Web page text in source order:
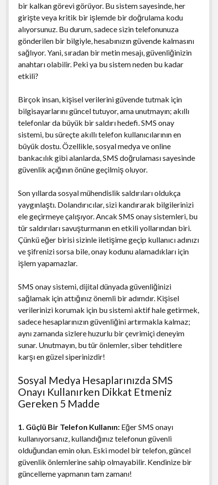
bir kalkan görevi görüyor. Bu sistem sayesinde, her
girişte veya kritik bir işlemde bir doğrulama kodu
alıyorsunuz. Bu durum, sadece sizin telefonunuza
gönderilen bir bilgiyle, hesabınızın güvende kalmasını
sağlıyor. Yani, sıradan bir metin mesajı, güvenliğinizin
anahtarı olabilir. Peki ya bu sistem neden bu kadar
etkili?
Birçok insan, kişisel verilerini güvende tutmak için
bilgisayarlarını güncel tutuyor, ama unutmayın; akıllı
telefonlar da büyük bir saldırı hedefi. SMS onay
sistemi, bu süreçte akıllı telefon kullanıcılarının en
büyük dostu. Özellikle, sosyal medya ve online
bankacılık gibi alanlarda, SMS doğrulaması sayesinde
güvenlik açığının önüne geçilmiş oluyor.
Son yıllarda sosyal mühendislik saldırıları oldukça
yaygınlaştı. Dolandırıcılar, sizi kandırarak bilgilerinizi
ele geçirmeye çalışıyor. Ancak SMS onay sistemleri, bu
tür saldırıları savuşturmanın en etkili yollarından biri.
Çünkü eğer birisi sizinle iletişime geçip kullanıcı adınızı
ve şifrenizi sorsa bile, onay kodunu alamadıkları için
işlem yapamazlar.
SMS onay sistemi, dijital dünyada güvenliğinizi
sağlamak için attığınız önemli bir adımdır. Kişisel
verilerinizi korumak için bu sistemi aktif hale getirmek,
sadece hesaplarınızın güvenliğini artırmakla kalmaz;
aynı zamanda sizlere huzurlu bir çevrimiçi deneyim
sunar. Unutmayın, bu tür önlemler, siber tehditlere
karşı en güzel siperinizdir!
Sosyal Medya Hesaplarınızda SMS
Onayı Kullanırken Dikkat Etmeniz
Gereken 5 Madde
1. Güçlü Bir Telefon Kullanın:Eğer SMS onayı
kullanıyorsanız, kullandığınız telefonun güvenli
olduğundan emin olun. Eski model bir telefon, güncel
güvenlik önlemlerine sahip olmayabilir. Kendinize bir
güncelleme yapmanın tam zamanı!